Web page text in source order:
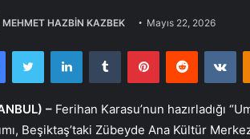
MEHMET HAZBİN KAZBEK Mayıs 22, 2026
FacebookTwitter LinkedInTumblr PinterestReddit
– Ferihan Karasu’nun hazırladığı
Beşiktaş’taki Zübeyde Ana Kültür